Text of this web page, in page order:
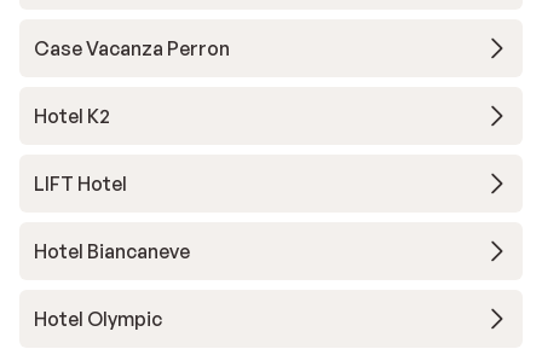
Case Vacanza Perron
Hotel K2
LIFT Hotel
Hotel Biancaneve
Hotel Olympic